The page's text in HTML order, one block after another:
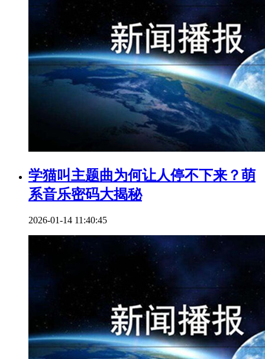
学猫叫主题曲为何让人停不下来？萌
系音乐密码大揭秘
2026-01-14 11:40:45